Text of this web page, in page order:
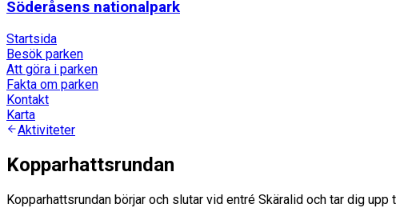
Söderåsens nationalpark
Startsida
Besök parken
Att göra i parken
Fakta om parken
Kontakt
Karta
Aktiviteter
Kopparhattsrundan
Kopparhattsrundan börjar och slutar vid entré Skäralid och tar dig